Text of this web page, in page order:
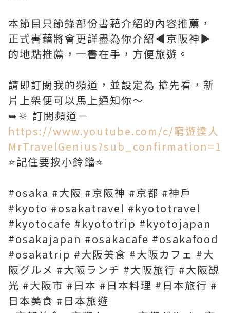
本節目只節錄部份書藉介紹的內容推薦，
正式書藉將會更詳盡為你介紹◀︎京阪神▶︎
的地點推薦，一書在手，方便旅遊。
請即訂閱我的頻道，並設定為 搶先看，新
片上架便可以馬上通知你～
➥🔆 訂閱頻道－
https://www.youtube.com/c/窮遊達人
MrTravelGenius?sub_confirmation=1
⭐️記住要按小鈴鐺⭐️
#osaka #大阪 #京阪神 #京都 #神戶
#kyoto #osakatravel #kyototravel
#kyotocafe #kyototrip #kyotojapan
#osakajapan #osakacafe #osakafood
#osakatrip #大阪美食 #大阪カフェ #大
阪グルメ #大阪ランチ #大阪旅行 #大阪観
光 #大阪市 #日本 #日本料理 #日本旅行 #
日本美食 #日本旅遊